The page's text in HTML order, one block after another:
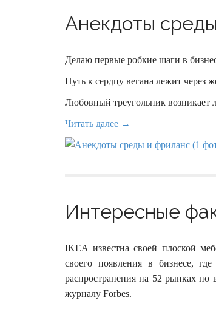
Анекдоты
Делаю первые робкие шаги в
Путь к сердцу вегана лежит через
Любовный треугольник возникает
Читать далее →
Интересные
IKEA известна своей плоской
своего появления в бизнесе,
распространения на 52 рынках
журналу Forbes.